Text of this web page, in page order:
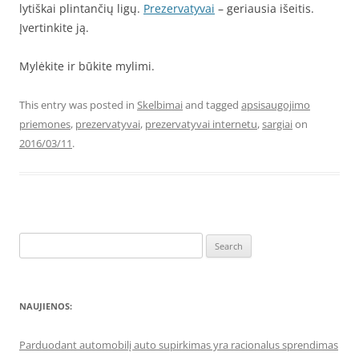
lytiškai plintančių ligų. Prezervatyvai – geriausia išeitis.
Įvertinkite ją.
Mylėkite ir būkite mylimi.
This entry was posted in Skelbimaiand tagged apsisaugojimo
priemones, prezervatyvai, prezervatyvai internetu,sargiaion
2016/03/11.
for:
NAUJIENOS:
Parduodant automobilį auto supirkimas yra racionalus sprendimas